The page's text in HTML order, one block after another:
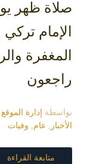
الإمام
المغفرة
راجعون
بواسطة إدارة الموقع
الأخبار , عام, وفيات
متابعة القراءة